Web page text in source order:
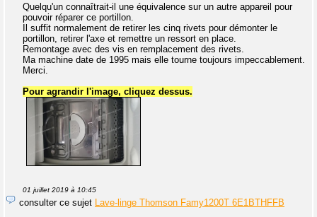
Quelqu'un connaîtrait-il une équivalence sur un autre appareil pour
pouvoir réparer ce portillon.
Il suffit normalement de retirer les cinq rivets pour démonter le
portillon, retirer l'axe et remettre un ressort en place.
Remontage avec des vis en remplacement des rivets.
Ma machine date de 1995 mais elle tourne toujours impeccablement.
Merci.
Pour agrandir l'image, cliquez dessus.
01 juillet 2019 à 10:45
consulter ce sujet Lave-linge Thomson Famy1200T 6E1BTHFFB